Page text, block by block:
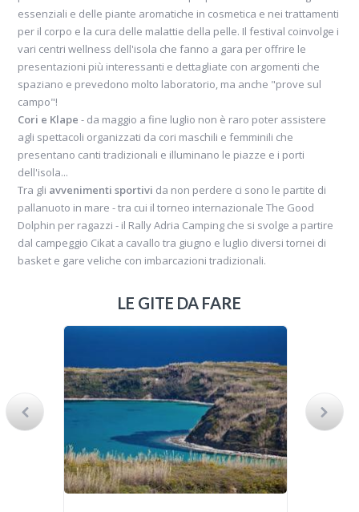
essenziali e delle piante aromatiche in cosmetica e nei trattamenti
per il corpo e la cura delle malattie della pelle. Il festival coinvolge i
vari centri wellness dell'isola che fanno a gara per offrire le
presentazioni più interessanti e dettagliate con argomenti che
spaziano e prevedono molto laboratorio, ma anche "prove sul
campo"!
Cori e Klape - da maggio a fine luglio non è raro poter assistere
agli spettacoli organizzati da cori maschili e femminili che
presentano canti tradizionali e illuminano le piazze e i porti
dell'isola...
Tra gli avvenimenti sportivi da non perdere ci sono le partite di
pallanuoto in mare - tra cui il torneo internazionale The Good
Dolphin per ragazzi - il Rally Adria Camping che si svolge a partire
dal campeggio Cikat a cavallo tra giugno e luglio diversi tornei di
basket e gare veliche con imbarcazioni tradizionali.
LE GITE DA FARE